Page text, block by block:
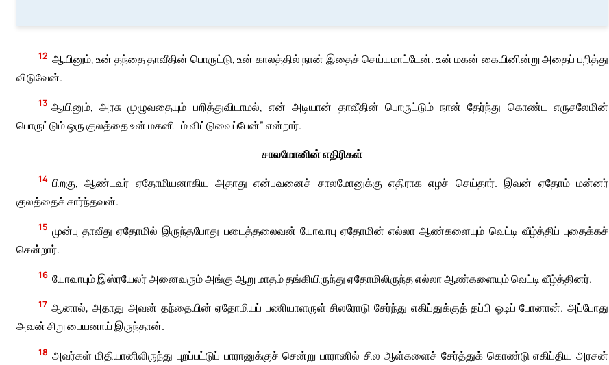
12 ஆயினும், உன் தந்தை தாவீதின் பொருட்டு, உன் காலத்தில் நான் இதைச் செய்யமாட்டேன். உன் மகன் கையினின்று அதைப் பறித்து
விடுவேன்.
13 ஆயினும், அரசு முழுவதையும் பறித்துவிடாமல், என் அடியான் தாவீதின் பொருட்டும் நான் தேர்ந்து கொண்ட எருசலேமின்
பொருட்டும் ஒரு குலத்தை உன் மகனிடம் விட்டுவைப்பேன்” என்றார்.
சாலமோனின் எதிரிகள்
14 பிறகு, ஆண்டவர் ஏதோமியனாகிய அதாது என்பவனைச் சாலமோனுக்கு எதிராக எழச் செய்தார். இவன் ஏதோம் மன்னர்
குலத்தைச் சார்ந்தவன்.
15 முன்பு தாவீது ஏதோமில் இருந்தபோது படைத்தலைவன் யோவாபு ஏதோமின் எல்லா ஆண்களையும் வெட்டி வீழ்த்திப் புதைக்கச்
சென்றார்.
16 யோவாபும் இஸ்ரயேலர் அனைவரும் அங்கு ஆறு மாதம் தங்கியிருந்து ஏதோமிலிருந்த எல்லா ஆண்களையும் வெட்டி வீழ்த்தினர்.
17 ஆனால், அதாது அவன் தந்தையின் ஏதோமியப் பணியாளருள் சிலரோடு சேர்ந்து எகிப்துக்குத் தப்பி ஓடிப் போனான். அப்போது
அவன் சிறு பையனாய் இருந்தான்.
18 அவர்கள் மிதியானிலிருந்து புறப்பட்டுப் பாரானுக்குச் சென்று பாரானில் சில ஆள்களைச் சேர்த்துக் கொண்டு எகிப்திய அரசன்